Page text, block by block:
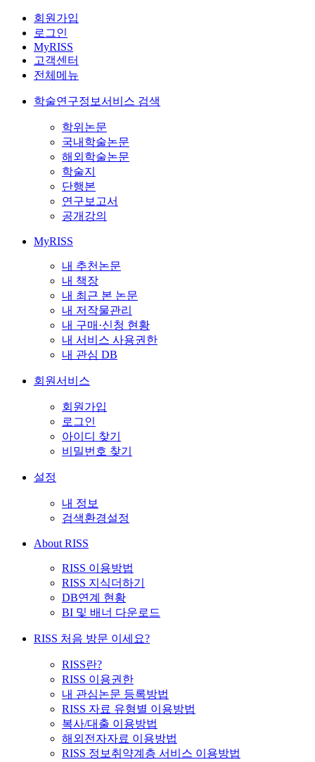
회원가입
로그인
MyRISS
고객센터
전체메뉴
학술연구정보서비스 검색
학위논문
국내학술논문
해외학술논문
학술지
단행본
연구보고서
공개강의
MyRISS
내 추천논문
내 책장
내 최근 본 논문
내 저작물관리
내 구매·신청 현황
내 서비스 사용권한
내 관심 DB
회원서비스
회원가입
로그인
아이디 찾기
비밀번호 찾기
설정
내 정보
검색환경설정
About RISS
RISS 이용방법
RISS 지식더하기
DB연계 현황
BI 및 배너 다운로드
RISS 처음 방문 이세요?
RISS란?
RISS 이용권한
내 관심논문 등록방법
RISS 자료 유형별 이용방법
복사/대출 이용방법
해외전자자료 이용방법
RISS 정보취약계층 서비스 이용방법